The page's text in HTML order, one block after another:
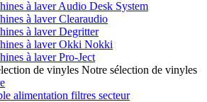
à laver Audio Desk System
à laver Clearaudio
à laver Degritter
à laver Okki Nokki
à laver Pro-Ject
Notre sélection de vinyles
alimentation filtres secteur